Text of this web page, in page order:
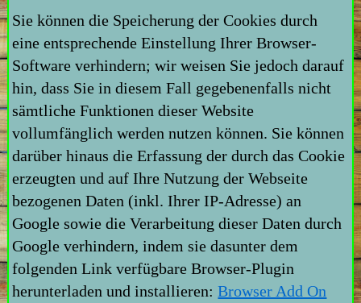
Sie können die Speicherung der Cookies durch
eine entsprechende Einstellung Ihrer Browser-
Software verhindern; wir weisen Sie jedoch darauf
hin, dass Sie in diesem Fall gegebenenfalls nicht
sämtliche Funktionen dieser Website
vollumfänglich werden nutzen können. Sie können
darüber hinaus die Erfassung der durch das Cookie
erzeugten und auf Ihre Nutzung der Webseite
bezogenen Daten (inkl. Ihrer IP-Adresse) an
Google sowie die Verarbeitung dieser Daten durch
Google verhindern, indem sie dasunter dem
folgenden Link verfügbare Browser-Plugin
herunterladen und installieren:Browser Add On